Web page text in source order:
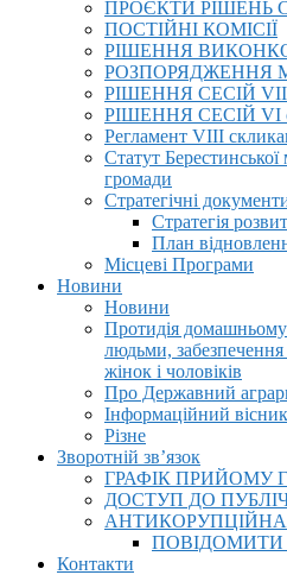
ПРОЄКТИ РІШЕНЬ
ПОСТІЙНІ КОМІСІЇ
РІШЕННЯ
РОЗПОРЯДЖЕННЯ
РІШЕННЯ СЕСІЙ VII
РІШЕННЯ СЕСІЙ VI
Регламент VIІI
Статут Берестинської
громади
Стратегічні
Стратегія
План
Місцеві Програми
Новини
Новини
Протидія домашньому
людьми,
жінок і чоловіків
Про Державний
Інформаційний вісник
Різне
Зворотній зв’язок
ГРАФІК ПРИЙОМУ
ДОСТУП ДО
АНТИКОРУПЦІЙНА
Контакти